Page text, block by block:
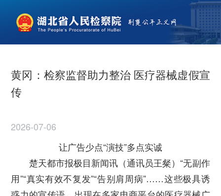
黄冈：检察监督助力整治 医疗器械虚假宣
传
2026-07-06
让广告少点“演技”多点实诚
楚天都市报极目新闻讯（通讯员王粲）“无副作
用”“真实有效不复发”“告别肩周病”……这些极具诱